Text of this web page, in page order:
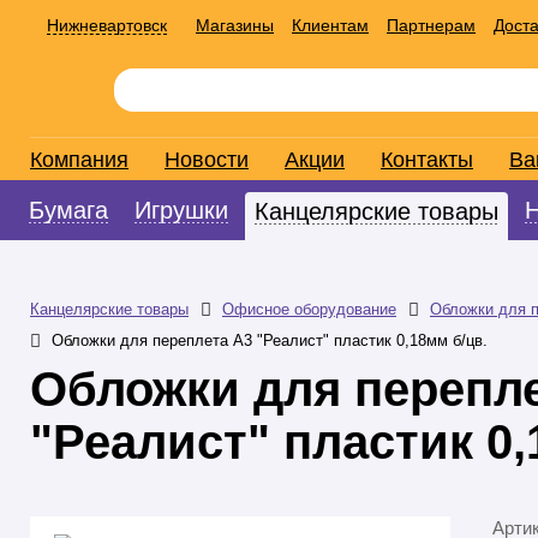
Нижневартовск Магазины Клиентам Партнерам
Компания Новости Акции Контакты
Бумага Игрушки Канцелярские товары
Канцелярские товары Офисное оборудование
Обложки для
Обложки для переплета А3 "Реалист" пластик 0,18мм б/цв.
Обложки для
"Реалист" пластик